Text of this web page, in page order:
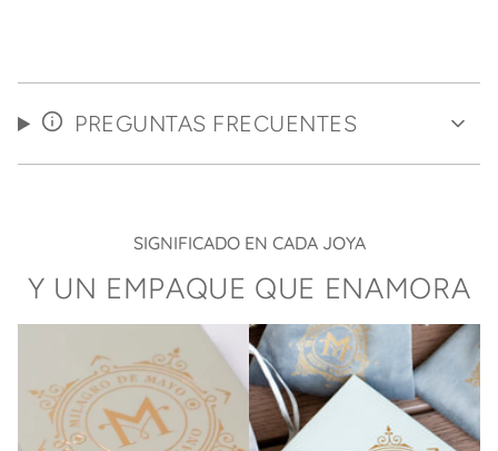
PREGUNTAS FRECUENTES
SIGNIFICADO EN CADA JOYA
Y UN EMPAQUE QUE ENAMORA